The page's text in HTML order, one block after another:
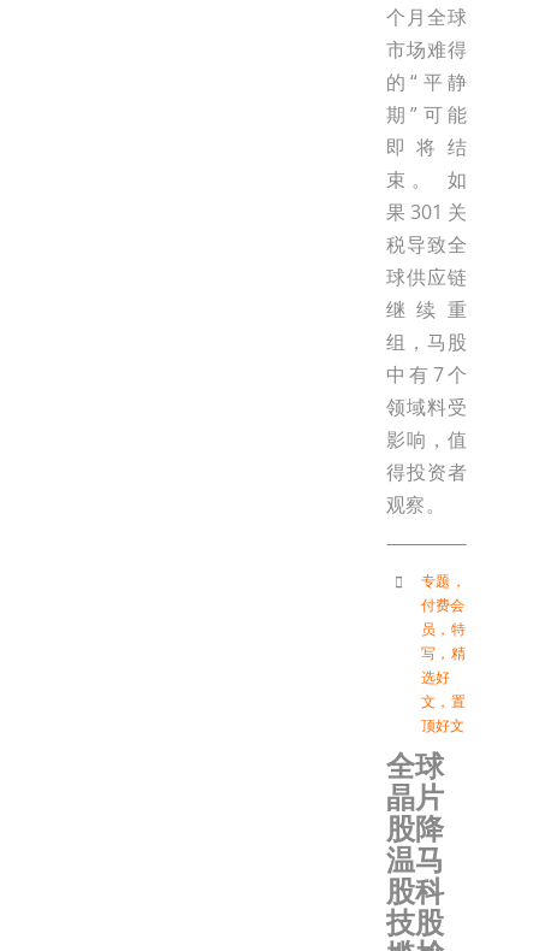
个月全球
市场难得
的“平静
期”可能
即将结
束。 如
果301关
税导致全
球供应链
继续重
组，马股
中有7个
领域料受
影响，值
得投资者
观察。
专题 ，
付费会
员 ， 特
写 ， 精
选好
文 ， 置
顶好文
全球
晶片
股降
温马
股科
技股